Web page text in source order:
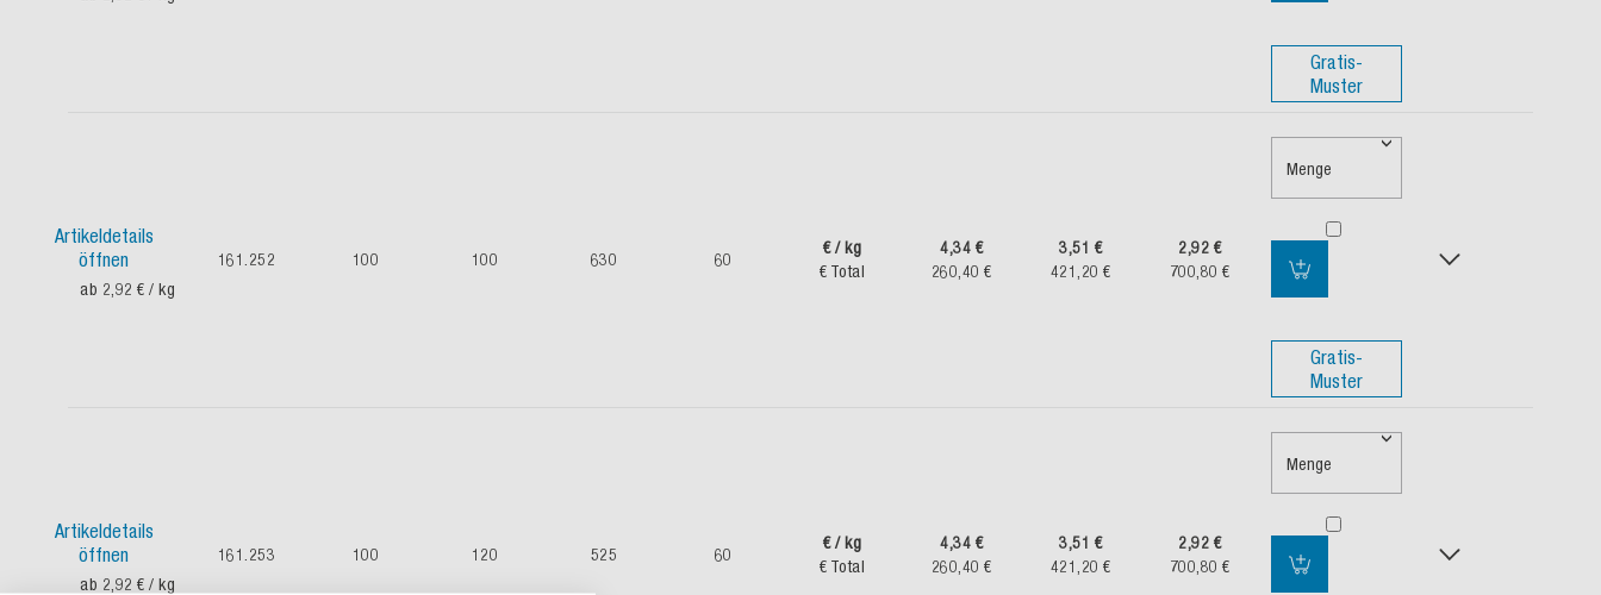
Gratis-
Muster
Artikeldetails
öffnen
ab 2,92 € / kg
161.252 100 100 630 60
€ / kg
€ Total
4,34 €
260,40 €
3,51 €
421,20 €
2,92 €
700,80 €
Menge
Gratis-
Muster
Artikeldetails
öffnen
ab 2,92 € / kg
161.253 100 120 525 60
€ / kg
€ Total
4,34 €
260,40 €
3,51 €
421,20 €
2,92 €
700,80 €
Menge